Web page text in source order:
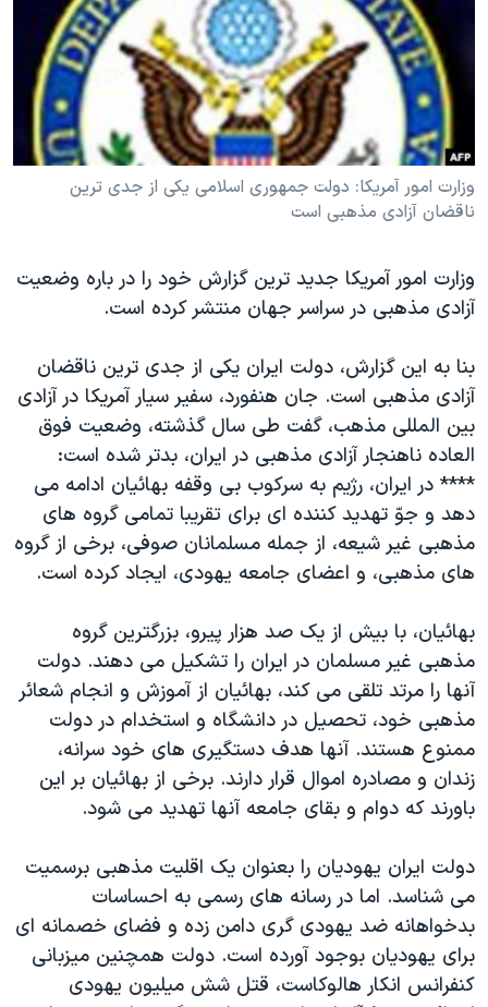
فرهنگ و زندگی
حقوق شهروندی
اقتصادی
علم و فناوری
اسرائیل در جنگ
گالری عکس
مستندها
انتخابات ریاست جمهوری آمریکا ۲۰۲۴
حمله جمهوری اسلامی به اسرائیل
رمز مهسا
ورزش زنان در ایران
اعتراضات زن، زندگی، آزادی
تریبونال مردمی آبان ۹۸
چهل سال گروگان‌گیری
قانون شفافیت دارائی کادر رهبری ایران
اعتراضات مردمی آبان ۹۸
اسرائیل در جنگ
نرگس محمدی برنده جایزه نوبل صلح
همایش محافظه‌کاران آمریکا «سی‌پک»
سفر پرزیدنت ترامپ به چین
دنبال کنید
زبانهای مختلف
وزارت امور آمریکا: دولت جمهوری اسلامی یکی از جدی ترین
ناقضان آزادی مذهبی است
وزارت امور آمریکا جدید ترین گزارش خود را در باره وضعیت
آزادی مذهبی در سراسر جهان منتشر کرده است.
بنا به این گزارش، دولت ایران یکی از جدی ترین ناقضان
آزادی مذهبی است. جان هنفورد، سفیر سیار آمریکا در آزادی
بین المللی مذهب، گفت طی سال گذشته، وضعیت فوق
العاده ناهنجار آزادی مذهبی در ایران، بدتر شده است:
**** در ایران، رژیم به سرکوب بی وقفه بهائیان ادامه می
دهد و جوّ تهدید کننده ای برای تقریبا تمامی گروه های
مذهبی غیر شیعه، از جمله مسلمانان صوفی، برخی از گروه
های مذهبی، و اعضای جامعه یهودی، ایجاد کرده است.
بهائیان، با بیش از یک صد هزار پیرو، بزرگترین گروه
مذهبی غیر مسلمان در ایران را تشکیل می دهند. دولت
آنها را مرتد تلقی می کند، بهائیان از آموزش و انجام شعائر
مذهبی خود، تحصیل در دانشگاه و استخدام در دولت
ممنوع هستند. آنها هدف دستگیری های خود سرانه،
زندان و مصادره اموال قرار دارند. برخی از بهائیان بر این
باورند که دوام و بقای جامعه آنها تهدید می شود.
دولت ایران یهودیان را بعنوان یک اقلیت مذهبی برسمیت
می شناسد. اما در رسانه های رسمی به احساسات
بدخواهانه ضد یهودی گری دامن زده و فضای خصمانه ای
برای یهودیان بوجود آورده است. دولت همچنین میزبانی
کنفرانس انکار هالوکاست، قتل شش میلیون یهودی